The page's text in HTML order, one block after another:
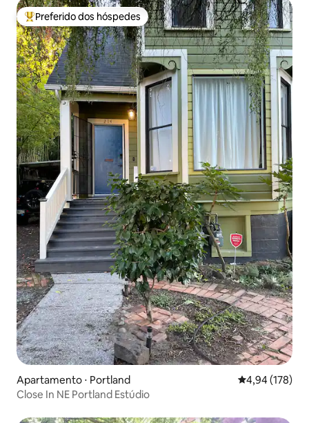
Entre os melhores preferidos dos hóspedes
Preferido dos hóspedes
Apartamento ⋅ Portland 4,94 de uma
4,94 (178)
Close In NE Portland Estúdio